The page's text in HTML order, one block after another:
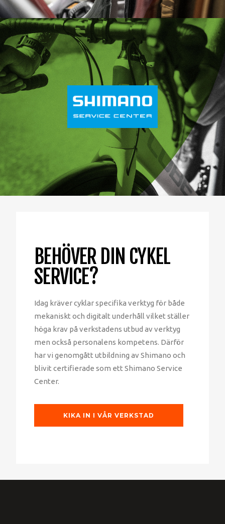
BEHÖVER DIN CYKEL
SERVICE?
Idag kräver cyklar specifika verktyg för både
mekaniskt och digitalt underhåll vilket ställer
höga krav på verkstadens utbud av verktyg
men också personalens kompetens. Därför
har vi genomgått utbildning av Shimano och
blivit certifierade som ett Shimano Service
Center.
KIKA IN I VÅR VERKSTAD